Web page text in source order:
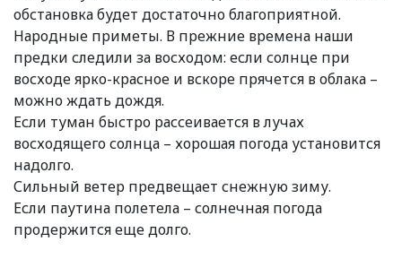
обстановка будет достаточно благоприятной.
Народные приметы. В прежние времена наши
предки следили за восходом: если солнце при
восходе ярко-красное и вскоре прячется в облака –
можно ждать дождя.
Если туман быстро рассеивается в лучах
восходящего солнца – хорошая погода установится
надолго.
Сильный ветер предвещает снежную зиму.
Если паутина полетела – солнечная погода
продержится еще долго.